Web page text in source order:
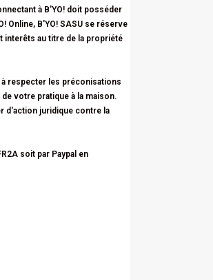
à B'YO! doit posséder
Online, B'YO! SASU se réserve
interêts au titre de la propriété
respecter les préconisations
votre pratique à la maison.
d'action juridique contre la
soit par Paypal en